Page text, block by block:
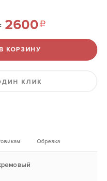
2600
КОРЗИНУ
КЛИК
Обрезка